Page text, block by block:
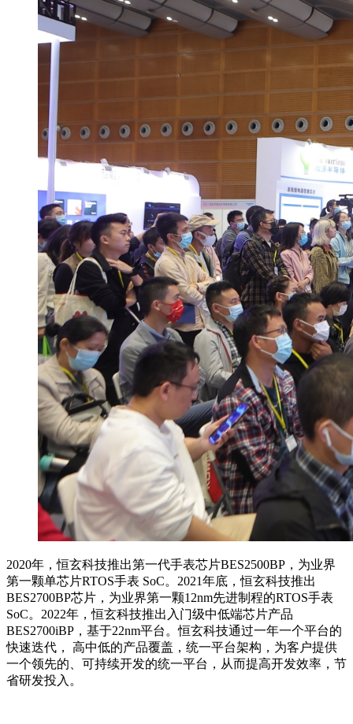
2020年，恒玄科技推出第一代手表芯片BES2500BP，为业界
第一颗单芯片RTOS手表 SoC。2021年底，恒玄科技推出
BES2700BP芯片，为业界第一颗12nm先进制程的RTOS手表
SoC。2022年，恒玄科技推出入门级中低端芯片产品
BES2700iBP，基于22nm平台。恒玄科技通过一年一个平台的
快速迭代， 高中低的产品覆盖，统一平台架构，为客户提供
一个领先的、可持续开发的统一平台，从而提高开发效率，节
省研发投入。